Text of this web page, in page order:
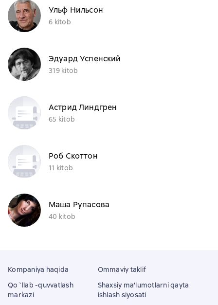
Ульф Нильсон
6 kitob
Эдуард Успенский
319 kitob
Астрид Линдгрен
65 kitob
Роб Скоттон
11 kitob
Маша Рупасова
40 kitob
Kompaniya haqida
Qo`llab -quvvatlash
markazi
Ommaviy taklif
Shaxsiy ma'lumotlarni qayta
ishlash siyosati